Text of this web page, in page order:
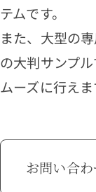
テムです。
また、大型の
の大判サンプ
ムーズに行えま
お問い合